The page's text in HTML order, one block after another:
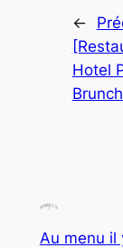
←
Hotel
Au menu il